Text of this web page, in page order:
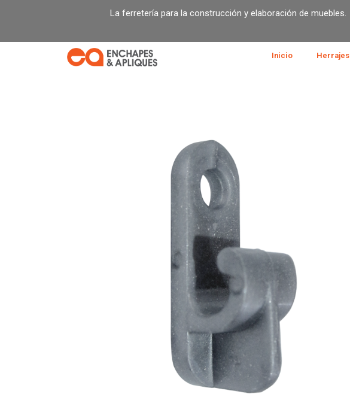
La ferretería para la construcción y elaboración de muebles.
Inicio Herrajes